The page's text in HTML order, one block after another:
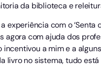
da biblioteca e
com o ‘Senta
com ajuda dos
a mim e a
no sistema, tudo